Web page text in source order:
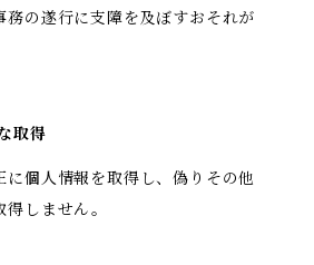
務の遂行に支障を及ぼすおそれが
取得
に個人情報を取得し、偽りその他
しません。